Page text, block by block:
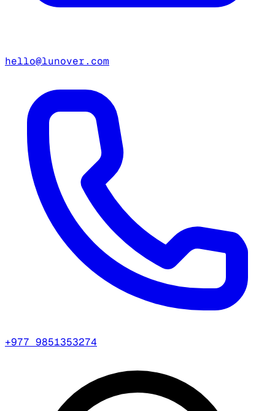
hello@lunover.com
+977 9851353274